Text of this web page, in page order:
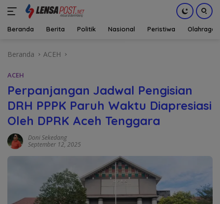
Beranda Berita Politik Nasional Peristiwa Olahraga
Beranda ACEH
ACEH
Perpanjangan Jadwal Pengisian
DRH PPPK Paruh Waktu Diapresiasi
Oleh DPRK Aceh Tenggara
Doni Sekedang
September 12, 2025